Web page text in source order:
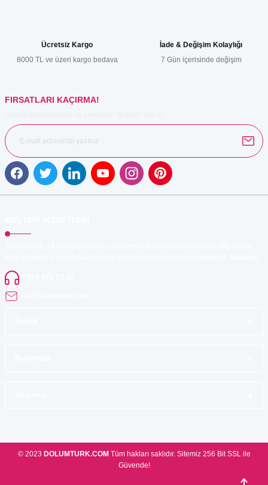
Ücretsiz Kargo
8000 TL ve üzeri kargo bedava
İade & Değişim Kolaylığı
7 Gün içerisinde değişim
FIRSATLARI KAÇIRMA!
© 2023 DOLUMTURK.COMTüm hakları saklıdır. Sitemiz 256 Bit SSL ile
Güvende!